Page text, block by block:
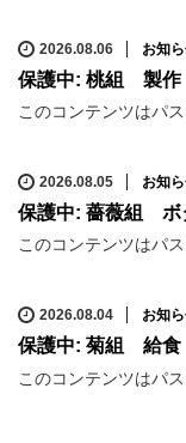
2026.08.06 お知
保護中: 桃組 製作
このコンテンツはパ
2026.08.05 お知
保護中: 薔薇組 ボ
このコンテンツはパ
2026.08.04 お知
保護中: 菊組 給食
このコンテンツはパ